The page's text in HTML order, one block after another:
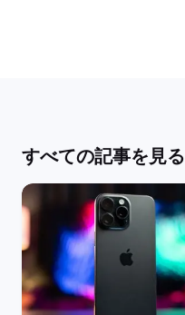
すべての記事を見る